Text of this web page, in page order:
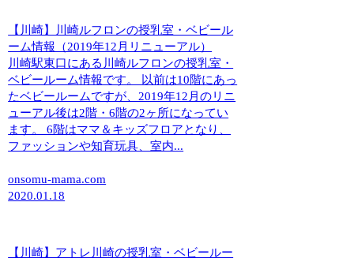
【川崎】川崎ルフロンの授乳室・ベビール
ーム情報（2019年12月リニューアル）
川崎駅東口にある川崎ルフロンの授乳室・
ベビールーム情報です。 以前は10階にあっ
たベビールームですが、2019年12月のリニ
ューアル後は2階・6階の2ヶ所になってい
ます。 6階はママ＆キッズフロアとなり、
ファッションや知育玩具、室内...
onsomu-mama.com
2020.01.18
【川崎】アトレ川崎の授乳室・ベビールー